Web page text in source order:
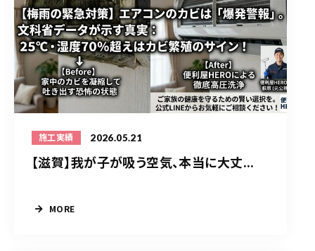
施工実績 2026.05.21
【滋賀】我が子が吸う空気、本当に大丈...
MORE